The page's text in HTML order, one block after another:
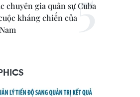
chuyên gia quân sự Cuba
kháng chiến của